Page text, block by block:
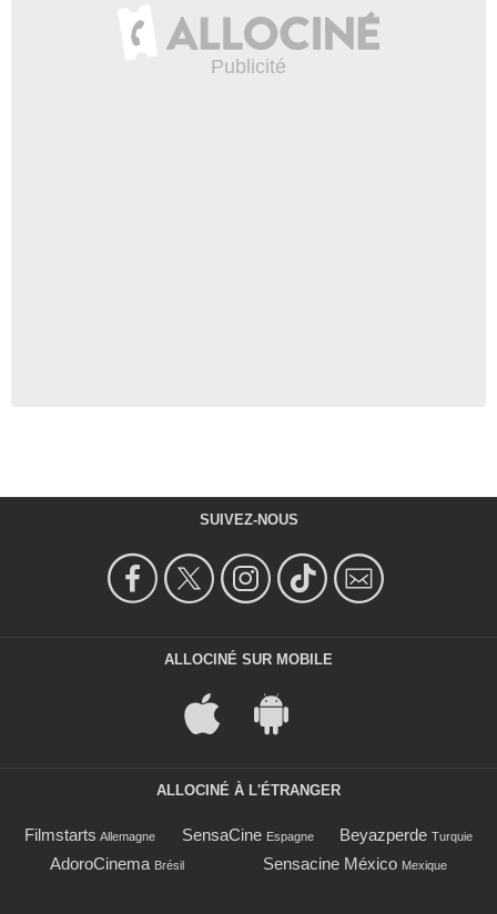
SUIVEZ-NOUS
ALLOCINÉ SUR MOBILE
ALLOCINÉ À L'ÉTRANGER
Filmstarts Allemagne SensaCine Espagne Beyazperde Turquie
AdoroCinema Brésil Sensacine México Mexique